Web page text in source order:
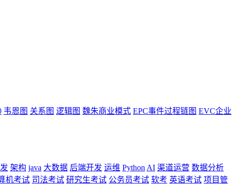
韦恩图 关系图 逻辑图 魏朱商业模式 EPC事件过程链图 EVC企业
架构 java 大数据 后端开发 运维 Python AI 渠道运营 数据分析
机考试 司法考试 研究生考试 公务员考试 软考 英语考试 项目管